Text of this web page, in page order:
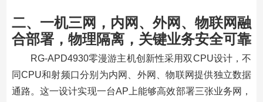
二、一机三网，内网、外网、物联网融
合部署，物理隔离，关键业务安全可靠
RG-APD4930零漫游主机创新性采用双CPU设计，不
同CPU和射频口分别为内网、外网、物联网提供独立数据
通路。这一设计实现一台AP上能够高效部署三张业务网，